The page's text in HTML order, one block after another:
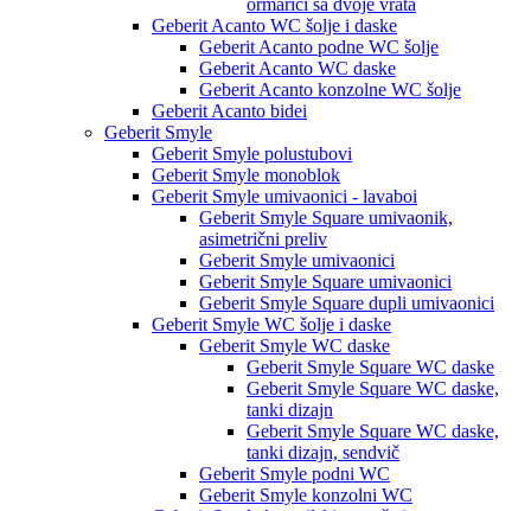
ormarići sa dvoje vrata
Geberit Acanto WC šolje i daske
Geberit Acanto podne WC šolje
Geberit Acanto WC daske
Geberit Acanto konzolne WC šolje
Geberit Acanto bidei
Geberit Smyle
Geberit Smyle polustubovi
Geberit Smyle monoblok
Geberit Smyle umivaonici - lavaboi
Geberit Smyle Square umivaonik,
asimetrični preliv
Geberit Smyle umivaonici
Geberit Smyle Square umivaonici
Geberit Smyle Square dupli umivaonici
Geberit Smyle WC šolje i daske
Geberit Smyle WC daske
Geberit Smyle Square WC daske
Geberit Smyle Square WC daske,
tanki dizajn
Geberit Smyle Square WC daske,
tanki dizajn, sendvič
Geberit Smyle podni WC
Geberit Smyle konzolni WC